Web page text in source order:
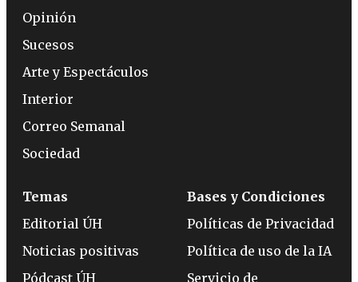
Opinión
Sucesos
Arte y Espectáculos
Interior
Correo Semanal
Sociedad
Temas
Editorial ÚH
Noticias positivas
Pódcast ÚH
Bases y Condiciones
Políticas de Privacidad
Política de uso de la IA
Servicio de